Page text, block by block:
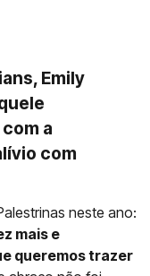
Emily
a
com
neste ano:
mais e
queremos trazer